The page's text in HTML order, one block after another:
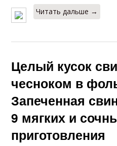
Читать дальше →
Целый кусок
чесноком в
Запеченная
9 мягких и
приготовления